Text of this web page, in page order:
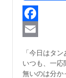
Facebook
「今日はタン
いつも、一応
無いのは分か